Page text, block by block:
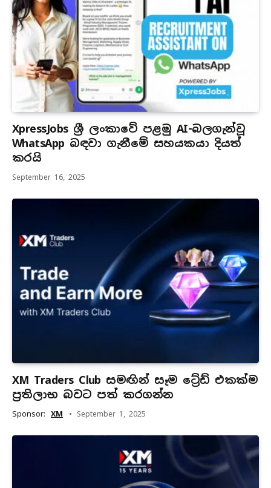
XpressJobs ශ්‍රී ලංකාවේ පළමු AI-බලගැන්වූ
WhatsApp බඳවා ගැනීමේ සහයකයා දියත්
කරයි
September 16, 2025
XM Traders Club සමඟින් සෑම ට්‍රේඩ් එකක්ම
ප්‍රතිලාභ බවට පත් කරගන්න
Sponsor: XM September 1, 2025